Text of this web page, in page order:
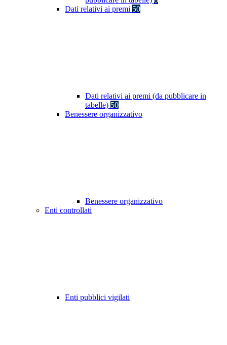
Dati relativi ai premi 50
Dati relativi ai premi (da pubblicare in
tabelle) 50
Benessere organizzativo
Benessere organizzativo
Enti controllati
Enti pubblici vigilati